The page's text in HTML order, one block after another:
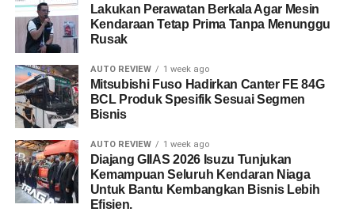
Lakukan Perawatan Berkala Agar Mesin
Kendaraan Tetap Prima Tanpa Menunggu
Rusak
AUTO REVIEW 1 week ago
Mitsubishi Fuso Hadirkan Canter FE 84G
BCL Produk Spesifik Sesuai Segmen
Bisnis
AUTO REVIEW 1 week ago
Diajang GIIAS 2026 Isuzu Tunjukan
Kemampuan Seluruh Kendaran Niaga
Untuk Bantu Kembangkan Bisnis Lebih
Efisien.